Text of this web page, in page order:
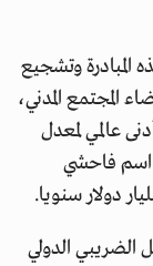
وتشجيع
المجتمع المدني،
عالمي لمعدل
اسم فاحشي
الضريبي الدولي